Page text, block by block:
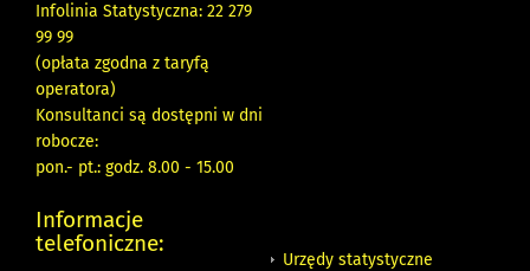
Infolinia Statystyczna: 22 279
99 99
(opłata zgodna z taryfą
operatora)
Konsultanci są dostępni w dni
robocze:
pon.- pt.: godz. 8.00 - 15.00
Informacje
telefoniczne:
Urzędy statystyczne